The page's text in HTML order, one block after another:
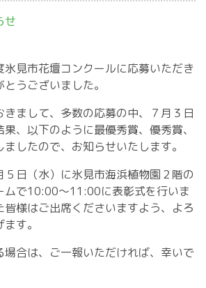
せ
氷見市花壇コンクールに応募いただき
うございました。
まして、多数の応募の中、７月３日
、以下のように最優秀賞、優秀賞、
したので、お知らせいたします。
日（水）に氷見市海浜植物園２階の
ムで10:00～11:00に表彰式を行いま
様はご出席くださいますよう、よろ
す。
場合は、ご一報いただければ、幸いで